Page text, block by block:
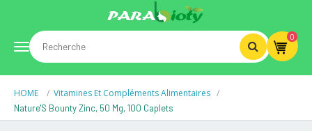
Toggle
navigation
0
HOME Vitamines Et Compléments Alimentaires
Nature'S Bounty Zinc, 50 Mg, 100 Caplets